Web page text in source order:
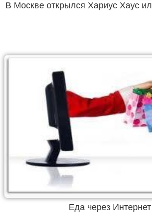
В Москве открылся Хариус Хаус
Еда через Интернет